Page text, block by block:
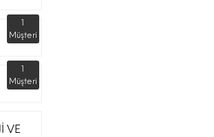
1
Müşteri
1
Müşteri
VE